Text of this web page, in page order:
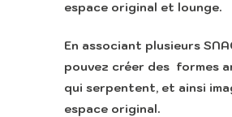
espace original et lounge.
En associant plusieurs
pouvez créer des formes
qui serpentent, et ainsi
espace original.